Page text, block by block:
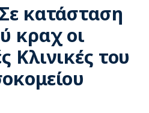
κατάσταση
κραχ οι
Κλινικές του